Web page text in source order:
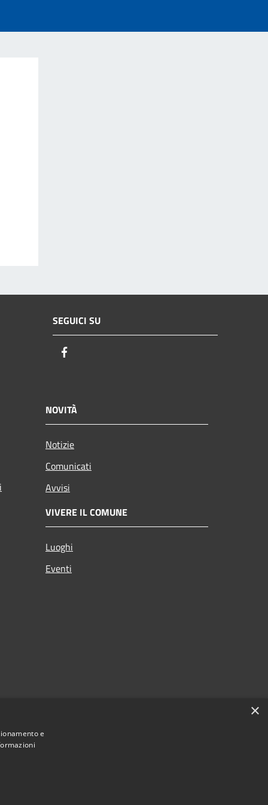
SEGUICI SU
NOVITÀ
Notizie
Comunicati
Avvisi
VIVERE IL COMUNE
Luoghi
Eventi
×
e